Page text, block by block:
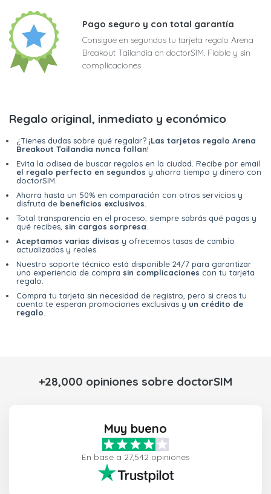
Pago seguro y con total garantía
Consigue en segundos tu tarjeta regalo Arena
Breakout Tailandia en doctorSIM. Fiable y sin
complicaciones
Regalo original, inmediato y económico
¿Tienes dudas sobre qué regalar? ¡Las tarjetas regalo Arena
Breakout Tailandia nunca fallan!
Evita la odisea de buscar regalos en la ciudad. Recibe por email
el regalo perfecto en segundos y ahorra tiempo y dinero con
doctorSIM.
Ahorra hasta un 50% en comparación con otros servicios y
disfruta de beneficios exclusivos
Total transparencia en el proceso; siempre sabrás qué pagas y
qué recibes, sin cargos sorpresa
Aceptamos varias divisas y ofrecemos tasas de cambio
actualizadas y reales.
Nuestro soporte técnico está disponible 24/7 para garantizar
una experiencia de compra sin complicaciones con tu tarjeta
regalo.
Compra tu tarjeta sin necesidad de registro, pero si creas tu
cuenta te esperan promociones exclusivas y un crédito de
regalo
+28,000 opiniones sobre doctorSIM
Muy bueno
En base a 27,542 opiniones